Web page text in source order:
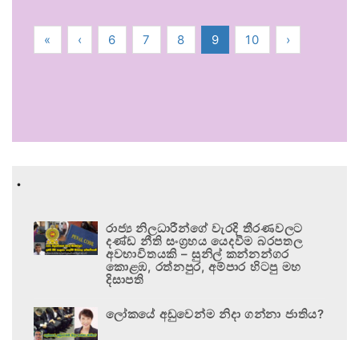
« ‹ 6 7 8 9 10 ›
.
රාජ්‍ය නිලධාරීන්ගේ වැරදි තීරණවලට
දණ්ඩ නීති සංග්‍රහය යෙදවීම බරපතල
අවභාවිතයකි – සුනිල් කන්නන්ගර
කොළඹ, රත්නපුර, අම්පාර හිටපු මහ
දිසාපති
ලෝකයේ අඩුවෙන්ම නිදා ගන්නා ජාතිය?